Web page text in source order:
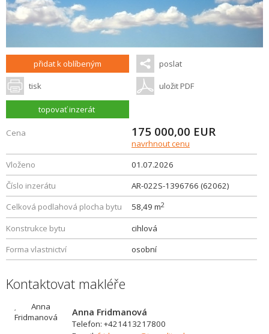
přidat k oblíbeným poslat
tisk uložit PDF
topovať inzerát
Cena 175 000,00 EUR
navrhnout cenu
Vloženo
01.07.2026
Číslo inzerátu
AR-022S-1396766 (62062)
Celková podlahová plocha bytu
58,49 m2
Konstrukce bytu
cihlová
Forma vlastnictví
osobní
Kontaktovat makléře
Anna Fridmanová
Telefon: +421413217800